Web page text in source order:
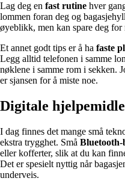
Lag deg en fast rutine hver
lommen foran deg og
øyeblikk, men kan spare deg for
Et annet godt tips er å ha faste
Legg alltid telefonen i samme
nøklene i samme rom i sekken.
er sjansen for å miste noe.
Digitale
I dag finnes det mange små
ekstra trygghet. Små
eller kofferter, slik at du kan
Det er spesielt nyttig når
underveis.